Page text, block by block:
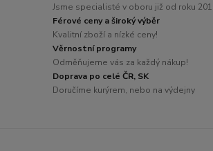
Jsme specialisté v oboru již od roku
Férové ceny a široký výběr
Kvalitní zboží a nízké ceny!
Věrnostní programy
Odměňujeme vás za každý nákup!
Doprava po celé ČR, SK
Doručíme kurýrem, nebo na výdejny